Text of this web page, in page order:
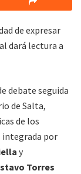
de expresar
dará lectura a
debate seguida
de Salta,
de los
integrada por
y
Torres